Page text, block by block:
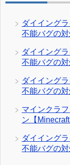
ダイイング
不能バグの対
ダイイング
不能バグの対
ダイイング
不能バグの対
マインクラ
ン【
ダイイング
不能バグの対